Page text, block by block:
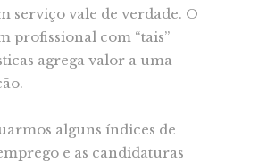
serviço vale de verdade. O
profissional com “tais”
agrega valor a uma
alguns índices de
e as candidaturas